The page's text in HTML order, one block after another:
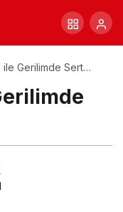
ile Gerilimde Sert
Bir Hayat